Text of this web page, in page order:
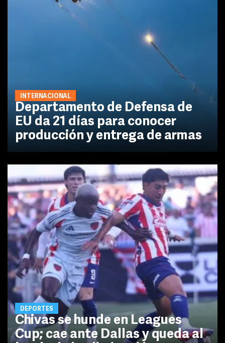
INTERNACIONAL
Departamento de Defensa de
EU da 21 días para conocer
producción y entrega de armas
DEPORTES
Chivas se hunde en Leagues
Cup; cae ante Dallas y queda al